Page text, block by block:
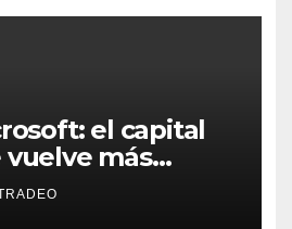
el capital
más
que crece la